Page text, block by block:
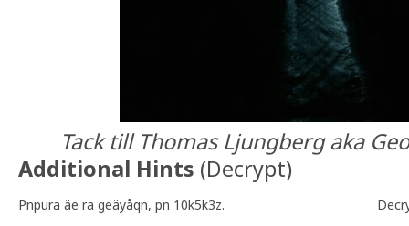
Tack till Thomas Ljungberg aka
Additional Hints (Decrypt)
Pnpura äe ra geäyåqn, pn 10k5k3z.